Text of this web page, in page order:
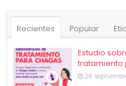
Recientes Popular
Estudio
tratamiento
26